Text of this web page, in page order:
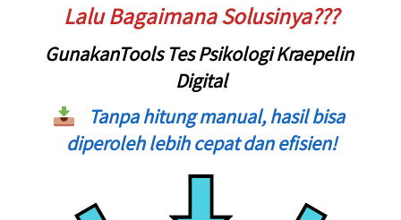
Lalu Bagaimana Solusinya???
GunakanTools Tes Psikologi Kraepelin
Digital
Tanpa hitung manual, hasil bisa
diperoleh lebih cepat dan efisien!